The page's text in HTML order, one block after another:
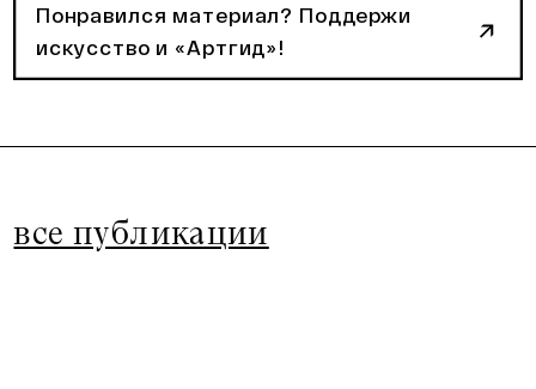
Понравился материал? Поддержи
искусство и «Артгид»!
все публикации